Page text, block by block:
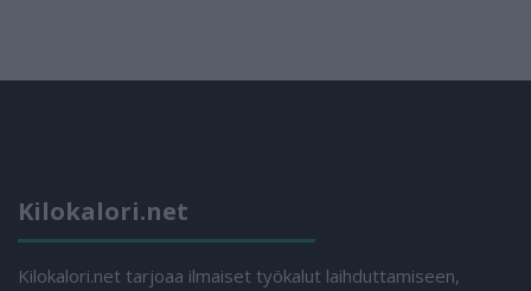
Kilokalori.net
Kilokalori.net tarjoaa ilmaiset työkalut laihduttamiseen,